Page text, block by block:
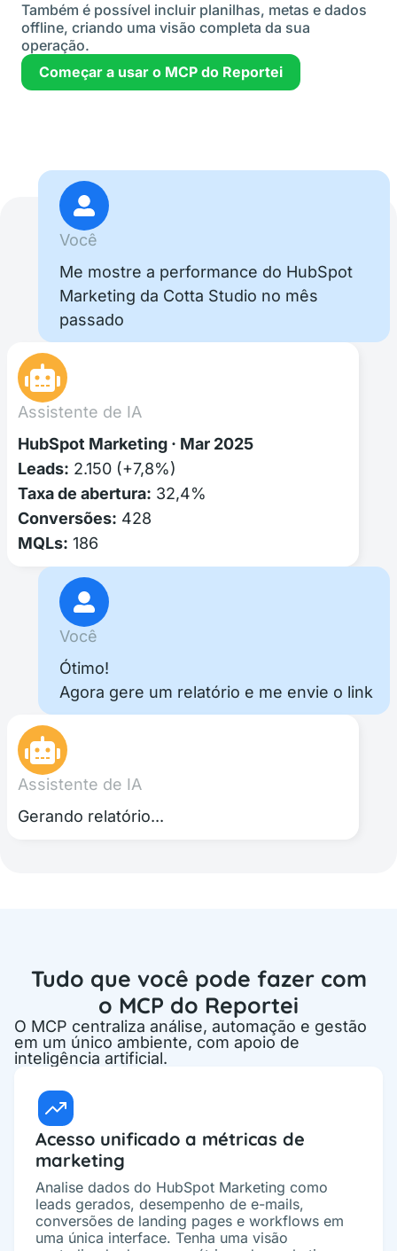
Também é possível incluir planilhas, metas e dados
offline, criando uma visão completa da sua
operação.
Começar a usar o MCP do Reportei
Você
Me mostre a performance do HubSpot
Marketing da Cotta Studio no mês
passado
Assistente de IA
HubSpot Marketing · Mar 2025
Leads: 2.150 (+7,8%)
Taxa de abertura: 32,4%
Conversões: 428
MQLs: 186
Você
Ótimo!
Agora gere um relatório e me envie o link
Assistente de IA
Gerando relatório...
Tudo que você pode fazer com
o MCP do Reportei
O MCP centraliza análise, automação e gestão
em um único ambiente, com apoio de
inteligência artificial.
Acesso unificado a métricas de
marketing
Analise dados do HubSpot Marketing como
leads gerados, desempenho de e-mails,
conversões de landing pages e workflows em
uma única interface. Tenha uma visão